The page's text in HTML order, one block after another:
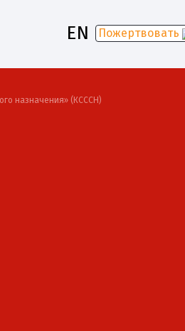
EN Пожертвовать
назначения» (КСССН)